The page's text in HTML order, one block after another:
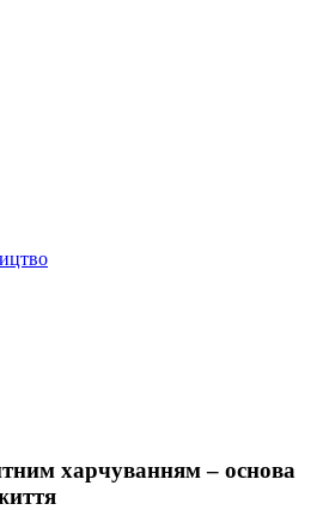
харчуванням – основа